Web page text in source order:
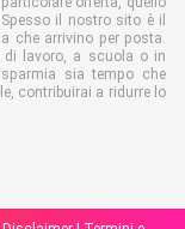
il nostro sito è il
che arrivino per posta.
di lavoro, a scuola o in
sia tempo che
contribuirai a ridurre lo